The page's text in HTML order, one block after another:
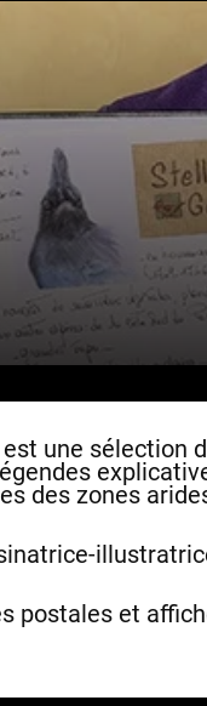
une sélection
des zones
postales et